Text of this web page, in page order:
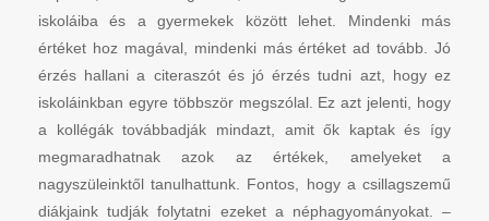
iskoláiba és a gyermekek között lehet. Mindenki más
értéket hoz magával, mindenki más értéket ad tovább. Jó
érzés hallani a citeraszót és jó érzés tudni azt, hogy ez
iskoláinkban egyre többször megszólal. Ez azt jelenti, hogy
a kollégák továbbadják mindazt, amit ők kaptak és így
megmaradhatnak azok az értékek, amelyeket a
nagyszüleinktől tanulhattunk. Fontos, hogy a csillagszemű
diákjaink tudják folytatni ezeket a néphagyományokat. –